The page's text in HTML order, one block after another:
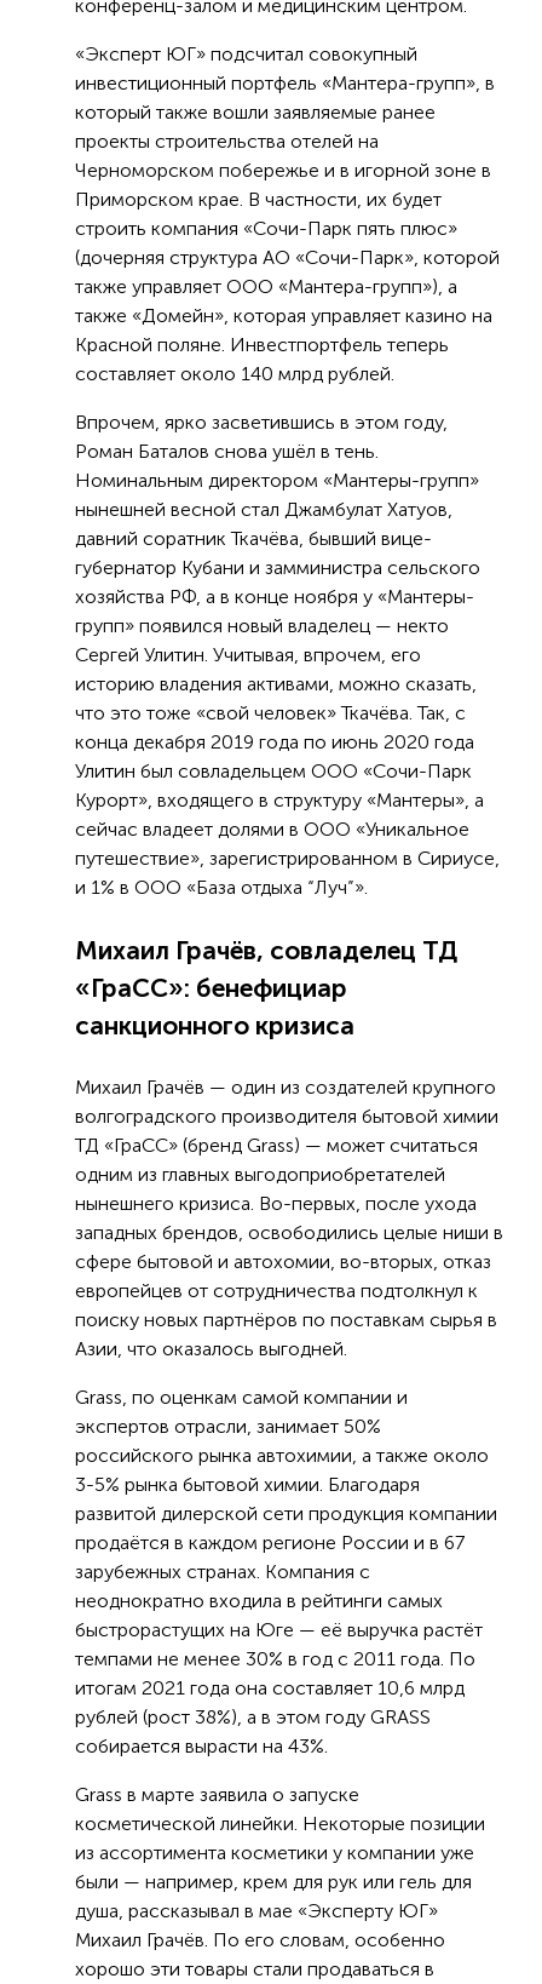
конференц-залом и медицинским центром.
«Эксперт ЮГ» подсчитал совокупный
инвестиционный портфель «Мантера-групп», в
который также вошли заявляемые ранее
проекты строительства отелей на
Черноморском побережье и в игорной зоне в
Приморском крае. В частности, их будет
строить компания «Сочи-Парк пять плюс»
(дочерняя структура АО «Сочи-Парк», которой
также управляет ООО «Мантера-групп»), а
также «Домейн», которая управляет казино на
Красной поляне. Инвестпортфель теперь
составляет около 140 млрд рублей.
Впрочем, ярко засветившись в этом году,
Роман Баталов снова ушёл в тень.
Номинальным директором «Мантеры-групп»
нынешней весной стал Джамбулат Хатуов,
давний соратник Ткачёва, бывший вице-
губернатор Кубани и замминистра сельского
хозяйства РФ, а в конце ноября у «Мантеры-
групп» появился новый владелец — некто
Сергей Улитин. Учитывая, впрочем, его
историю владения активами, можно сказать,
что это тоже «свой человек» Ткачёва. Так, с
конца декабря 2019 года по июнь 2020 года
Улитин был совладельцем ООО «Сочи-Парк
Курорт», входящего в структуру «Мантеры», а
сейчас владеет долями в ООО «Уникальное
путешествие», зарегистрированном в Сириусе,
и 1% в ООО «База отдыха “Луч”».
Михаил Грачёв, совладелец ТД
«ГраСС»: бенефициар
санкционного кризиса
Михаил Грачёв — один из создателей крупного
волгоградского производителя бытовой химии
ТД «ГраСС» (бренд Grass) — может считаться
одним из главных выгодоприобретателей
нынешнего кризиса. Во-первых, после ухода
западных брендов, освободились целые ниши в
сфере бытовой и автохомии, во-вторых, отказ
европейцев от сотрудничества подтолкнул к
поиску новых партнёров по поставкам сырья в
Азии, что оказалось выгодней.
Grass, по оценкам самой компании и
экспертов отрасли, занимает 50%
российского рынка автохимии, а также около
3-5% рынка бытовой химии. Благодаря
развитой дилерской сети продукция компании
продаётся в каждом регионе России и в 67
зарубежных странах. Компания с
неоднократно входила в рейтинги самых
быстрорастущих на Юге — её выручка растёт
темпами не менее 30% в год с 2011 года. По
итогам 2021 года она составляет 10,6 млрд
рублей (рост 38%), а в этом году GRASS
собирается вырасти на 43%.
Grass в марте заявила о запуске
косметической линейки. Некоторые позиции
из ассортимента косметики у компании уже
были — например, крем для рук или гель для
душа, рассказывал в мае «Эксперту ЮГ»
Михаил Грачёв. По его словам, особенно
хорошо эти товары стали продаваться в